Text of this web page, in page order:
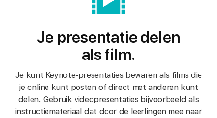
Je presentatie delen
als film.
Je kunt Keynote-presentaties bewaren als films die
je online kunt posten of direct met anderen kunt
delen. Gebruik video­presentaties bijvoorbeeld als
instructie­materiaal dat door de leerlingen mee naar